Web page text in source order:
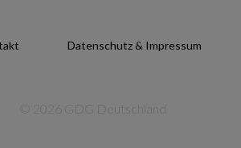
Datenschutz & Impressum